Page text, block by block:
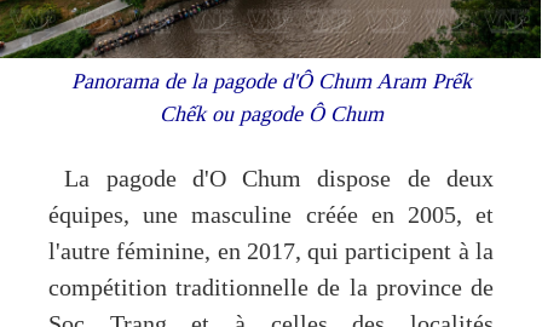
Panorama de la pagode d'Ô Chum Aram Prếk
Chếk ou pagode Ô Chum
La pagode d'O Chum dispose de deux
équipes, une masculine créée en 2005, et
l'autre féminine, en 2017, qui participent à la
compétition traditionnelle de la province de